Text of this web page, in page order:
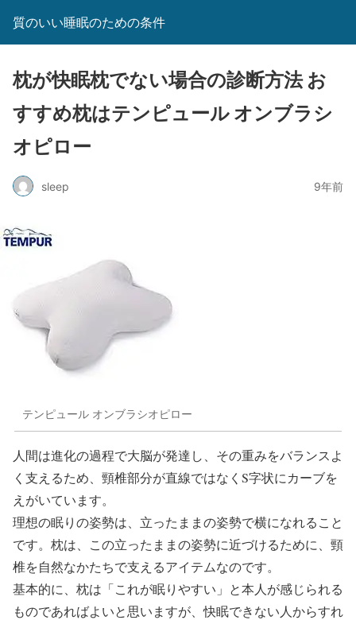
質のいい睡眠のための条件
枕が快眠枕でない場合の診断方法 お
すすめ枕はテンピュール オンブラシ
オピロー
sleep 9年前
テンピュール オンブラシオピロー
人間は進化の過程で大脳が発達し、その重みをバランスよ
く支えるため、頸椎部分が直線ではなくS字状にカーブを
えがいています。
理想の眠りの姿勢は、立ったままの姿勢で横になれること
です。枕は、この立ったままの姿勢に近づけるために、頸
椎を自然なかたちで支えるアイテムなのです。
基本的に、枕は「これが眠りやすい」と本人が感じられる
ものであればよいと思いますが、快眠できない人からすれ